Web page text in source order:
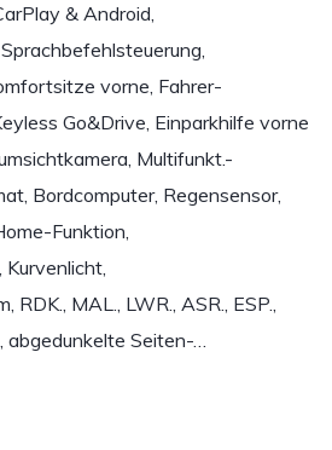
& Android,
vorne, Fahrer-
Go&Drive, Einparkhilfe vorne
Multifunkt.-
Bordcomputer, Regensensor,
Funktion,
RDK., MAL., LWR., ASR., ESP.,
abgedunkelte Seiten-…